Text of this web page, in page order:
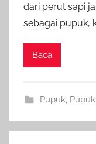
dari perut sapi
sebagai pupuk,
Baca
Pupuk,